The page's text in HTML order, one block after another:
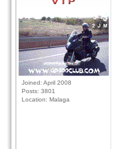
Joined: April 2008
Posts: 3801
Location: Malaga